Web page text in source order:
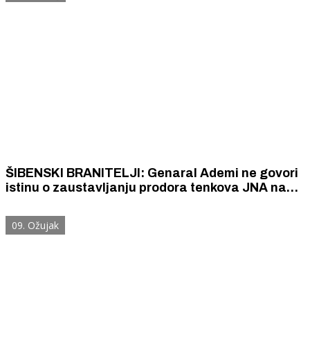
ŠIBENSKI BRANITELJI: Genaral Ademi ne govori
istinu o zaustavljanju prodora tenkova JNA na
Strategije obrane Šibenika nije bilo.
09. Ožujak